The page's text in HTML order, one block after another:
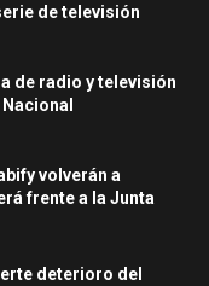
de televisión
de radio y televisión
volverán a
frente a la Junta
deterioro del